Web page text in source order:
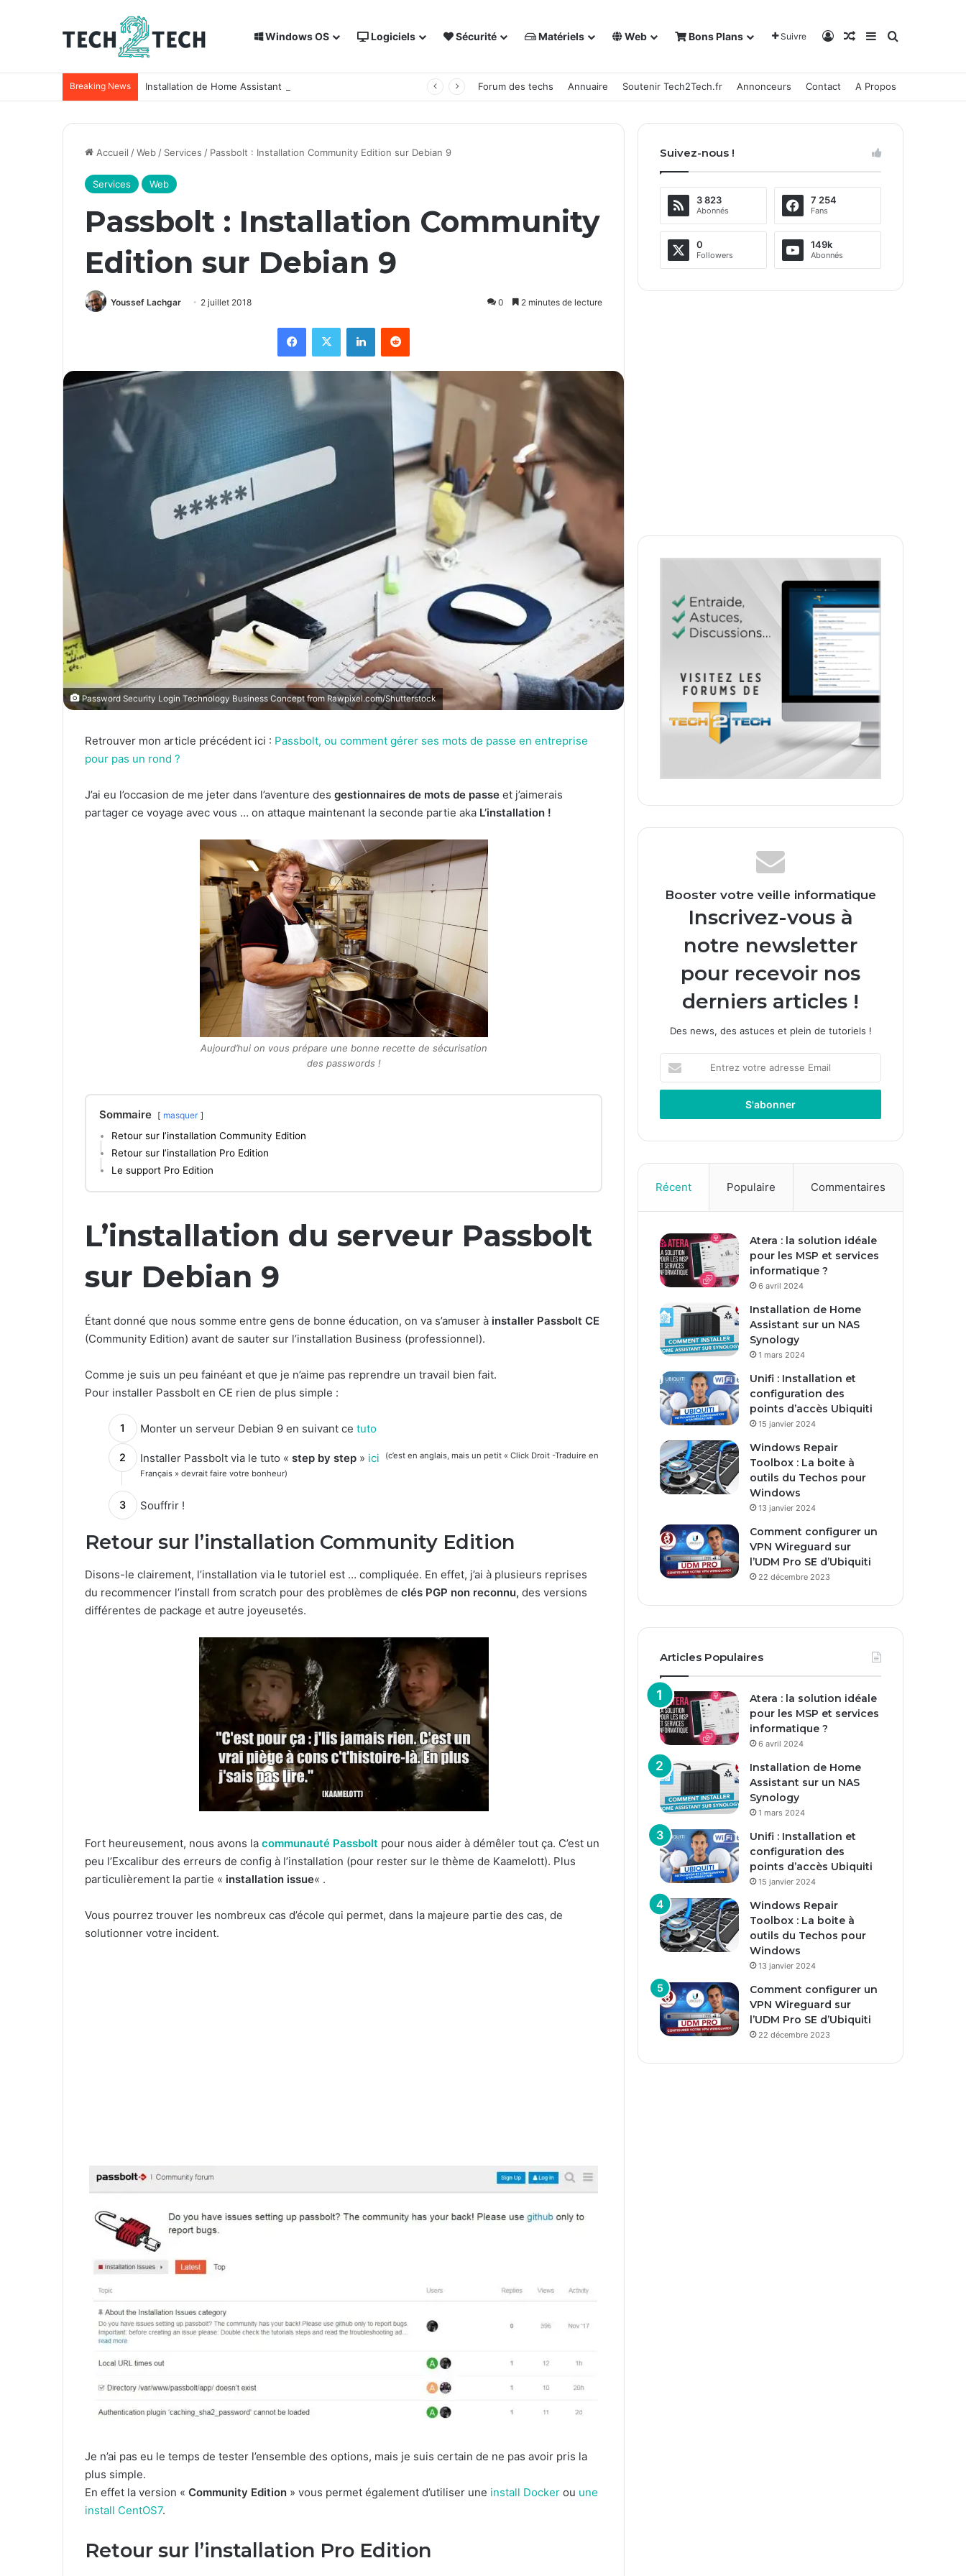
Windows OS Logiciels Sécurité Matériels Web Bons Plans Suivre Connexion
Article Aléatoire
Sidebar (barre
Rechercher
Breaking News Installation de Home Assistant sur un NAS Synology Forum des techs Annuaire Soutenir Tech2Tech.fr Annonceurs Contact A Propos
Accueil /Web / Services / Passbolt : Installation Community Edition sur Debian 9
Services Web
Passbolt : Installation Community
Edition sur Debian 9
Youssef Lachgar 2 juillet 2018 0 2 minutes de lecture
Password Security Login Technology Business Concept from Rawpixel.com/Shutterstock
Retrouver mon article précédent ici : Passbolt, ou comment gérer ses mots de passe en entreprise
pour pas un rond ?
J’ai eu l’occasion de me jeter dans l’aventure des gestionnaires de mots de passe et j’aimerais
partager ce voyage avec vous … on attaque maintenant la seconde partie aka L’installation !
Aujourd’hui on vous prépare une bonne recette de sécurisation
des passwords !
Sommaire masquer
Retour sur l’installation Community Edition
Retour sur l’installation Pro Edition
Le support Pro Edition
L’installation du serveur Passbolt
sur Debian 9
Étant donné que nous somme entre gens de bonne éducation, on va s’amuser à installer Passbolt CE
(Community Edition) avant de sauter sur l’installation Business (professionnel).
Comme je suis un peu fainéant et que je n’aime pas reprendre un travail bien fait.
Pour installer Passbolt en CE rien de plus simple :
Monter un serveur Debian 9 en suivant ce tuto
Installer Passbolt via le tuto « step by step » ici
(c’est en anglais, mais un petit « Click Droit -Traduire en
Français » devrait faire votre bonheur)
Souffrir !
Retour sur l’installation Community Edition
Disons-le clairement, l’installation via le tutoriel est … compliquée. En effet, j’ai à plusieurs reprises
du recommencer l’install from scratch pour des problèmes de clés PGP non reconnu, des versions
différentes de package et autre joyeusetés.
Fort heureusement, nous avons la communauté Passbolt pour nous aider à démêler tout ça. C’est un
peu l’Excalibur des erreurs de config à l’installation (pour rester sur le thème de Kaamelott). Plus
particulièrement la partie « installation issue« .
Vous pourrez trouver les nombreux cas d’école qui permet, dans la majeure partie des cas, de
solutionner votre incident.
Je n’ai pas eu le temps de tester l’ensemble des options, mais je suis certain de ne pas avoir pris la
plus simple.
En effet la version « Community Edition » vous permet également d’utiliser une install Docker ou une
install CentOS7.
Retour sur l’installation Pro Edition
Suivez-nous !
3 823
Abonnés
7 254
Fans
0
Followers
149k
Abonnés
Booster votre veille informatique
Inscrivez-vous à
notre newsletter
pour recevoir nos
derniers articles !
Des news, des astuces et plein de tutoriels !
t
e
o
t
e
d
r
e
s
e
m
i
l
Récent Populaire Commentaires
Atera : la solution idéale
pour les MSP et services
informatique ?
6 avril 2024
Installation de Home
Assistant sur un NAS
Synology
1 mars 2024
Unifi : Installation et
configuration des
points d’accès Ubiquiti
15 janvier 2024
Windows Repair
Toolbox : La boite à
outils du Techos pour
Windows
13 janvier 2024
Comment configurer un
VPN Wireguard sur
l’UDM Pro SE d’Ubiquiti
22 décembre 2023
Articles Populaires
Atera : la solution idéale
pour les MSP et services
informatique ?
6 avril 2024
Installation de Home
Assistant sur un NAS
Synology
1 mars 2024
Unifi : Installation et
configuration des
points d’accès Ubiquiti
15 janvier 2024
Windows Repair
Toolbox : La boite à
outils du Techos pour
Windows
13 janvier 2024
Comment configurer un
VPN Wireguard sur
l’UDM Pro SE d’Ubiquiti
22 décembre 2023